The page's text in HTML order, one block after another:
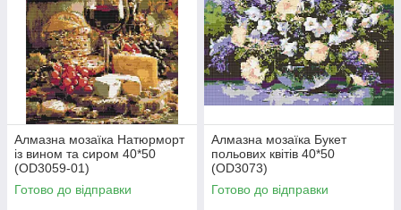
Алмазна мозаїка Натюрморт
із вином та сиром 40*50
(OD3059-01)
Готово до відправки
Алмазна мозаїка Букет
польових квітів 40*50
(OD3073)
Готово до відправки